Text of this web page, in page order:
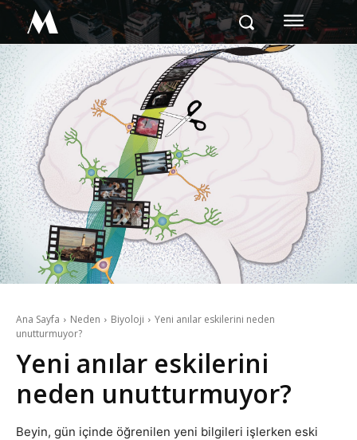
M
Ana Sayfa Neden Biyoloji
Yeni anılar eskilerini neden
unutturmuyor?
Yeni anılar eskilerini
neden unutturmuyor?
Beyin, gün içinde öğrenilen yeni bilgileri işlerken eski